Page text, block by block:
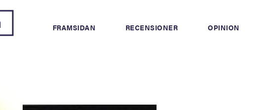
FRAMSIDAN RECENSIONER OPINION